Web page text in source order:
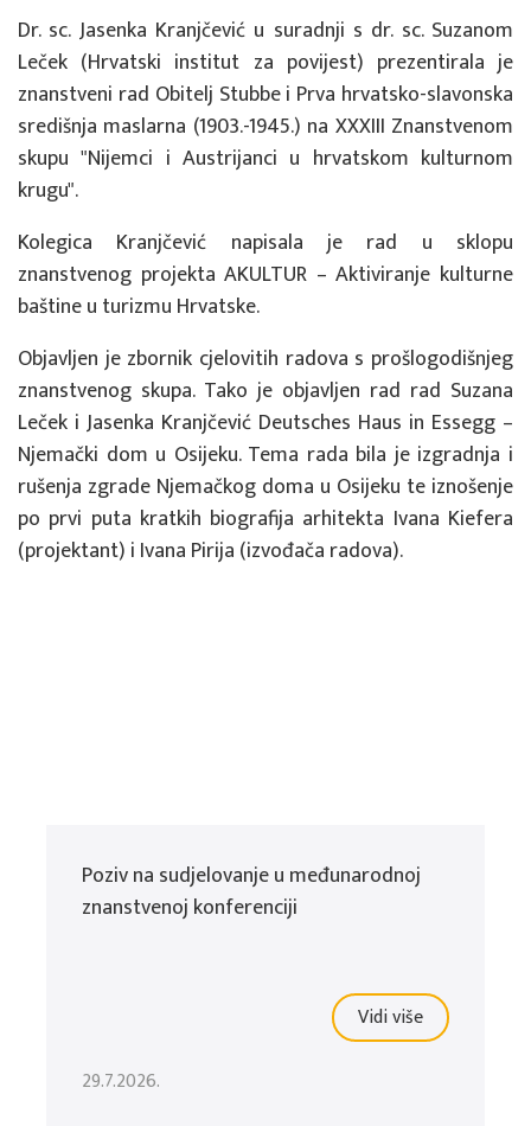
Dr. sc. Jasenka Kranjčević u suradnji s dr. sc. Suzanom
Leček (Hrvatski institut za povijest) prezentirala je
znanstveni rad Obitelj Stubbe i Prva hrvatsko-slavonska
središnja maslarna (1903.-1945.) na XXXIII Znanstvenom
skupu "Nijemci i Austrijanci u hrvatskom kulturnom
krugu".
Kolegica Kranjčević napisala je rad u sklopu
znanstvenog projekta AKULTUR – Aktiviranje kulturne
baštine u turizmu Hrvatske.
Objavljen je zbornik cjelovitih radova s prošlogodišnjeg
znanstvenog skupa. Tako je objavljen rad rad Suzana
Leček i Jasenka Kranjčević Deutsches Haus in Essegg –
Njemački dom u Osijeku. Tema rada bila je izgradnja i
rušenja zgrade Njemačkog doma u Osijeku te iznošenje
po prvi puta kratkih biografija arhitekta Ivana Kiefera
(projektant) i Ivana Pirija (izvođača radova).
Poziv na sudjelovanje u međunarodnoj
znanstvenoj konferenciji
Vidi više
29.7.2026.